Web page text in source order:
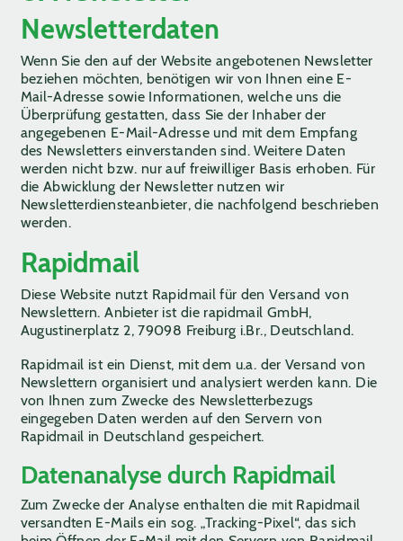
Newsletter­daten
Wenn Sie den auf der Website angebotenen Newsletter
beziehen möchten, benötigen wir von Ihnen eine E-
Mail-Adresse sowie Informationen, welche uns die
Überprüfung gestatten, dass Sie der Inhaber der
angegebenen E-Mail-Adresse und mit dem Empfang
des Newsletters einverstanden sind. Weitere Daten
werden nicht bzw. nur auf freiwilliger Basis erhoben. Für
die Abwicklung der Newsletter nutzen wir
Newsletterdiensteanbieter, die nachfolgend beschrieben
werden.
Rapidmail
Diese Website nutzt Rapidmail für den Versand von
Newslettern. Anbieter ist die rapidmail GmbH,
Augustinerplatz 2, 79098 Freiburg i.Br., Deutschland.
Rapidmail ist ein Dienst, mit dem u.a. der Versand von
Newslettern organisiert und analysiert werden kann. Die
von Ihnen zum Zwecke des Newsletterbezugs
eingegeben Daten werden auf den Servern von
Rapidmail in Deutschland gespeichert.
Datenanalyse durch Rapidmail
Zum Zwecke der Analyse enthalten die mit Rapidmail
versandten E-Mails ein sog. „Tracking-Pixel“, das sich